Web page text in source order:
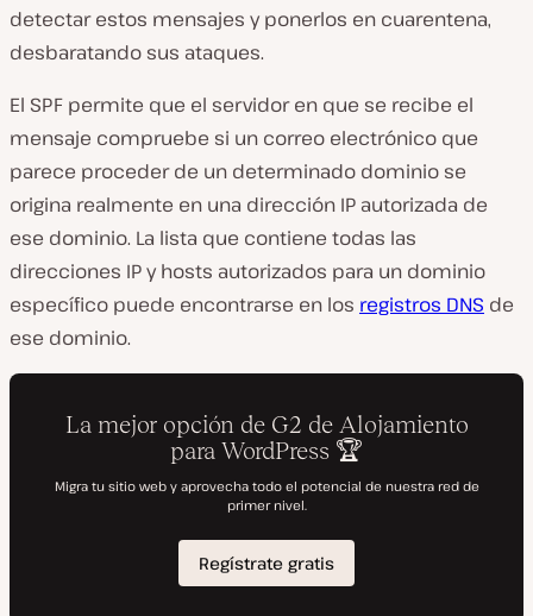
detectar estos mensajes y ponerlos en cuarentena,
desbaratando sus ataques.
El SPF permite que el servidor en que se recibe el
mensaje compruebe si un correo electrónico que
parece proceder de un determinado dominio se
origina realmente en una dirección IP autorizada de
ese dominio. La lista que contiene todas las
direcciones IP y hosts autorizados para un dominio
específico puede encontrarse en los registros DNS de
ese dominio.